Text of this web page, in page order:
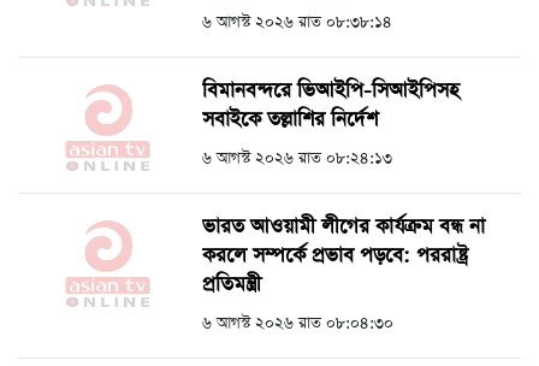
৬ আগস্ট ২০২৬ রাত ০৮:৩৮:১৪
বিমানবন্দরে ভিআইপি-সিআইপিসহ
সবাইকে তল্লাশির নির্দেশ
৬ আগস্ট ২০২৬ রাত ০৮:২৪:১৩
ভারত আওয়ামী লীগের কার্যক্রম বন্ধ না
করলে সম্পর্কে প্রভাব পড়বে: পররাষ্ট্র
প্রতিমন্ত্রী
৬ আগস্ট ২০২৬ রাত ০৮:০৪:৩০